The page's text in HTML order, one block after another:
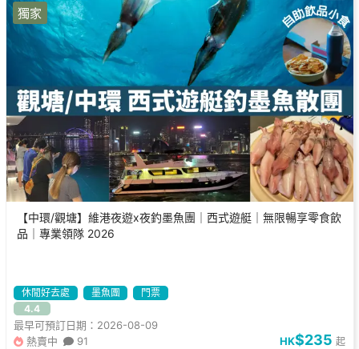
【中環/觀塘】維港夜遊x夜釣墨魚團｜西式遊艇｜無限暢享零食飲
品｜專業領隊 2026
休閒好去處 墨魚團
門票
4.4
最早可預訂日期：2026-08-09
熱賣中
91 HK$235 起
獨家